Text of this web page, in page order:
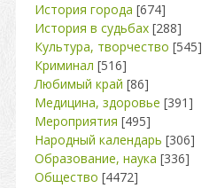
История города [674]
История в судьбах [288]
Культура, творчество [545]
Криминал [516]
Любимый край [86]
Медицина, здоровье [391]
Мероприятия [495]
Народный календарь [306]
Образование, наука [336]
Общество [4472]